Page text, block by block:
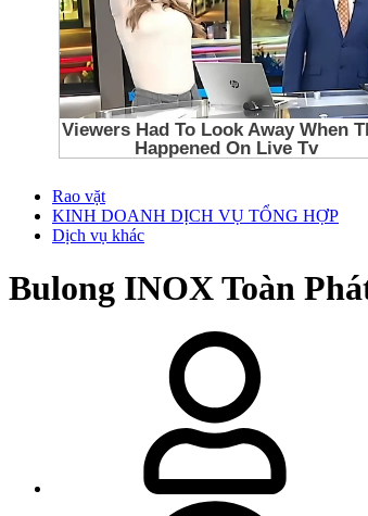
Rao vặt
KINH DOANH DỊCH VỤ TỔNG HỢP
Dịch vụ khác
Bulong INOX Toàn